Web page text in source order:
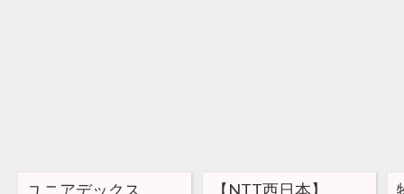
ユニアデックス、
【NTT西日本】